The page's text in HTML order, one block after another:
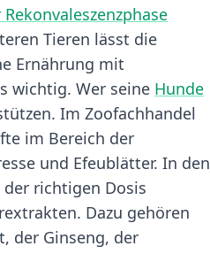
Tieren lässt die
Ernährung mit
wichtig. Wer seine Hunde
Im Zoofachhandel
im Bereich der
und Efeublätter. In den
richtigen Dosis
Dazu gehören
der Ginseng, der